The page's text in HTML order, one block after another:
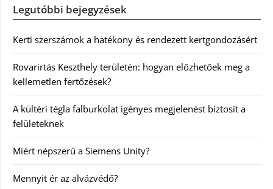
Legutóbbi bejegyzések
Kerti szerszámok a hatékony és rendezett kertgondozásért
Rovarirtás Keszthely területén: hogyan előzhetőek meg a
kellemetlen fertőzések?
A kültéri tégla falburkolat igényes megjelenést biztosít a
felületeknek
Miért népszerű a Siemens Unity?
Mennyit ér az alvázvédő?